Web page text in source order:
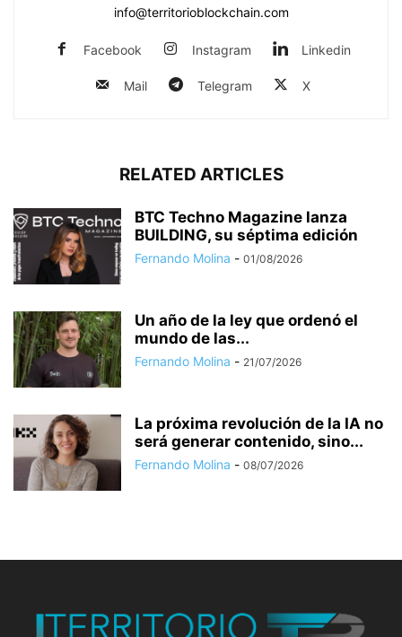
info@territorioblockchain.com
Facebook Instagram Linkedin
Mail Telegram X
RELATED ARTICLES
BTC Techno Magazine lanza
BUILDING, su séptima edición
Fernando Molina - 01/08/2026
Un año de la ley que ordenó el
mundo de las...
Fernando Molina - 21/07/2026
La próxima revolución de la IA no
será generar contenido, sino...
Fernando Molina - 08/07/2026